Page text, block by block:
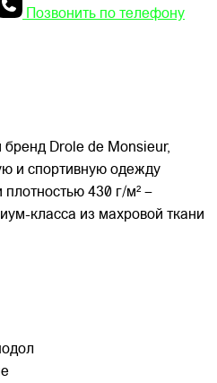
Позвонить по телефону
Drole de Monsieur,
и спортивную одежду
430 г/м² –
класса из махровой ткани